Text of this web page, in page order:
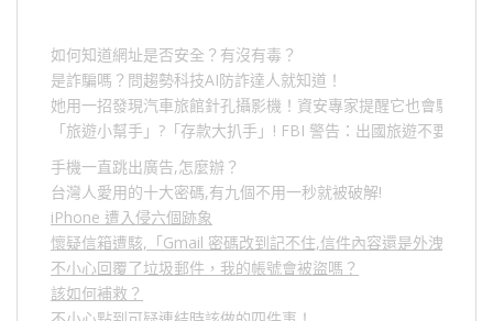
如何知道網址是否安全？有沒有毒？
是詐騙嗎？問趨勢科技AI防詐達人就知道！
她用一招發現汽車旅館針孔攝影機！資安專家提醒它也會駭人成
「旅遊小幫手」 ? 「存款大扒手」 ! FBI 警告：出國旅遊不要做的
手機一直跳出廣告,怎麼辦？
台灣人愛用的十大密碼,有九個不用一秒就被破解!
iPhone 遭入侵六個跡象
懷疑信箱遭駭,「Gmail 密碼改到記不住,信件內容還是外洩？」,
不小心回覆了垃圾郵件，我的帳號會被盜嗎？
該如何補救？